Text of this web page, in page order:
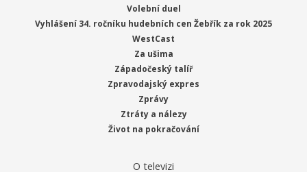
Volební duel
Vyhlášení 34. ročníku hudebních cen Žebřík za rok 2025
WestCast
Za ušima
Západočeský talíř
Zpravodajský expres
Zprávy
Ztráty a nálezy
Život na pokračování
O televizi